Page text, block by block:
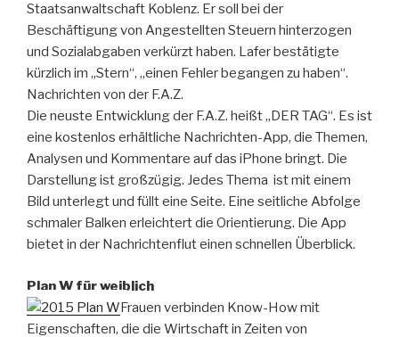
Staatsanwaltschaft Koblenz. Er soll bei der
Beschäftigung von Angestellten Steuern hinterzogen
und Sozialabgaben verkürzt haben. Lafer bestätigte
kürzlich im „Stern“, „einen Fehler begangen zu haben“.
Nachrichten von der F.A.Z.
Die neuste Entwicklung der F.A.Z. heißt „DER TAG“. Es ist
eine kostenlos erhältliche Nachrichten-App, die Themen,
Analysen und Kommentare auf das iPhone bringt. Die
Darstellung ist großzügig. Jedes Thema ist mit einem
Bild unterlegt und füllt eine Seite. Eine seitliche Abfolge
schmaler Balken erleichtert die Orientierung. Die App
bietet in der Nachrichtenflut einen schnellen Überblick.
Plan W für weiblich
Frauen verbinden Know-How mit
Eigenschaften, die die Wirtschaft in Zeiten von